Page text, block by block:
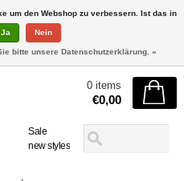
Sale
new styles
0 items
€0,00
um den Webshop zu verbessern. Ist das in
Ja Nein
bitte unsere Datenschutzerklärung. »